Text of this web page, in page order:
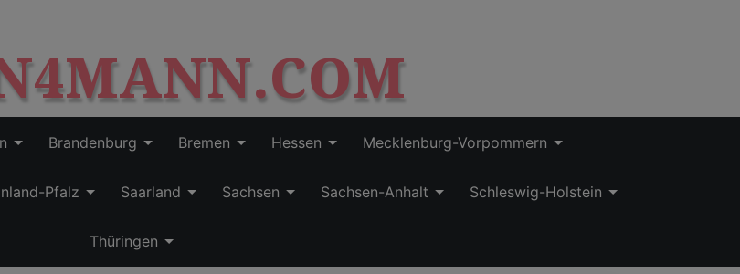
p
t
o
c
n
n
Brandenburg Bremen Hessen Mecklenburg-Vorpommern
Pfalz Saarland Sachsen Sachsen-Anhalt Schleswig-Holstein
Thüringen